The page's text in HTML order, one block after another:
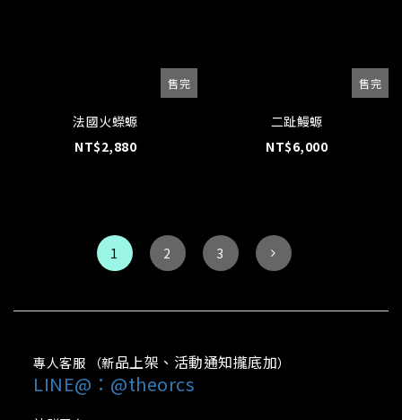
售完
法國火蠑螈
NT$2,880
售完
二趾鰻螈
NT$6,000
1 2 3
專人客服 （新品上架、活動通知攏底加）
LINE@：@theorcs